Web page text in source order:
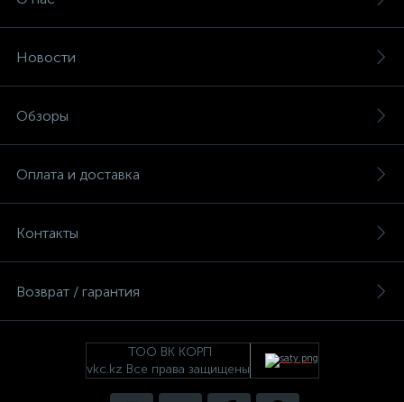
Новости
Обзоры
Оплата и доставка
Контакты
Возврат / гарантия
ТОО ВК КОРП
vkc.kz Все права защищены